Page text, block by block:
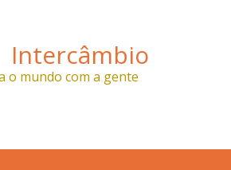
Intercâmbio
o mundo com a gente